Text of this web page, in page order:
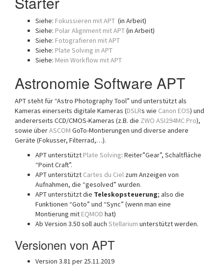
Siehe: Fokussieren mit APT (in Arbeit)
Siehe: Polar Alignment mit APT(in Arbeit)
Siehe: Fotografieren mit APT
Siehe: Plate Solving in APT
Siehe: Mein Workflow mit APT
Astronomie Software APT
APT steht für “Astro Photography Tool” und unterstützt als
Kameras einerseits digitale Kameras (DSLRs wie Canon EOS) und
andererseits CCD/CMOS-Kameras (z.B. die ZWO ASI294MC Pro),
sowie überASCOM GoTo-Montierungen und diverse andere
Geräte (Fokusser, Filterrad,…).
APT unterstützt Plate Solving: Reiter”Gear”, Schaltfläche
“Point Craft”.
APT unterstützt Cartes du Ciel zum Anzeigen von
Aufnahmen, die “gesolved” wurden.
APT unterstützt die Teleskopsteuerung; also die
Funktionen “Goto” und “Sync” (wenn man eine
Montierung mit EQMOD hat)
Ab Version 3.50 soll auch Stellarium unterstützt werden.
Versionen von APT
Version 3.81 per 25.11.2019